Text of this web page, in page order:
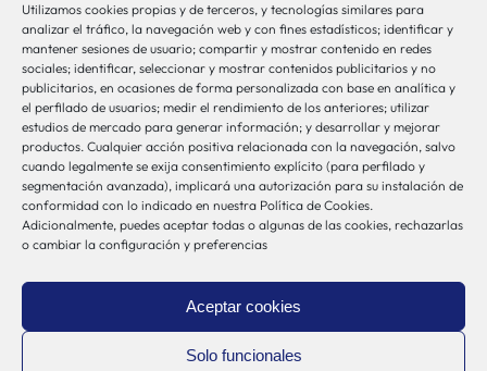
Utilizamos cookies propias y de terceros, y tecnologías similares para
analizar el tráfico, la navegación web y con fines estadísticos; identificar y
mantener sesiones de usuario; compartir y mostrar contenido en redes
sociales; identificar, seleccionar y mostrar contenidos publicitarios y no
publicitarios, en ocasiones de forma personalizada con base en analítica y
el perfilado de usuarios; medir el rendimiento de los anteriores; utilizar
estudios de mercado para generar información; y desarrollar y mejorar
productos. Cualquier acción positiva relacionada con la navegación, salvo
cuando legalmente se exija consentimiento explícito (para perfilado y
segmentación avanzada), implicará una autorización para su instalación de
conformidad con lo indicado en nuestra Política de Cookies.
Adicionalmente, puedes aceptar todas o algunas de las cookies, rechazarlas
o cambiar la configuración y preferencias
Aceptar cookies
Solo funcionales
bio-sistemak@bio-sistemak.eus
944 00 77 90
Otros Enlaces
Osakidetza